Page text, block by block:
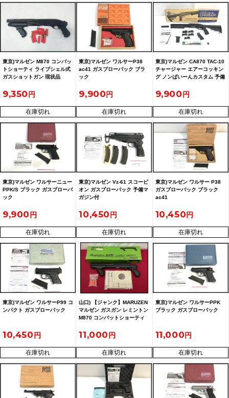
東京)マルゼン M870 コンバッ
トショーティ ライブシェル式
ガスショットガン 現状品
9,350
在庫切れ
東京)マルゼン ワルサーP38
ac41 ガスブローバック ブラ
ック
9,900
在庫切れ
東京)マルゼン CA870 TAC-10
チャージャー エアーコッキン
グ ノンばいーんカスタム 予備
9,900
在庫切れ
東京)マルゼン ワルサーニュー
PPK/S ブラック ガスブローバ
ック
9,900
在庫切れ
東京)マルゼン Vz-61 スコーピ
オン ガスブローバック 予備マ
ガジン付
10,450
在庫切れ
東京)マルゼン ワルサー P38
ガスブローバック ブラック
ac41
10,450
在庫切れ
東京)マルゼン ワルサーP99 コ
ンパクト ガスブローバック
10,450
在庫切れ
山口) 【ジャンク】MARUZEN
マルゼン ガスガン レミントン
M870 コンバットショーティ
4992487887068】
11,000
在庫切れ
東京)マルゼン ワルサーPPK
ブラック ガスブローバック
11,000
在庫切れ